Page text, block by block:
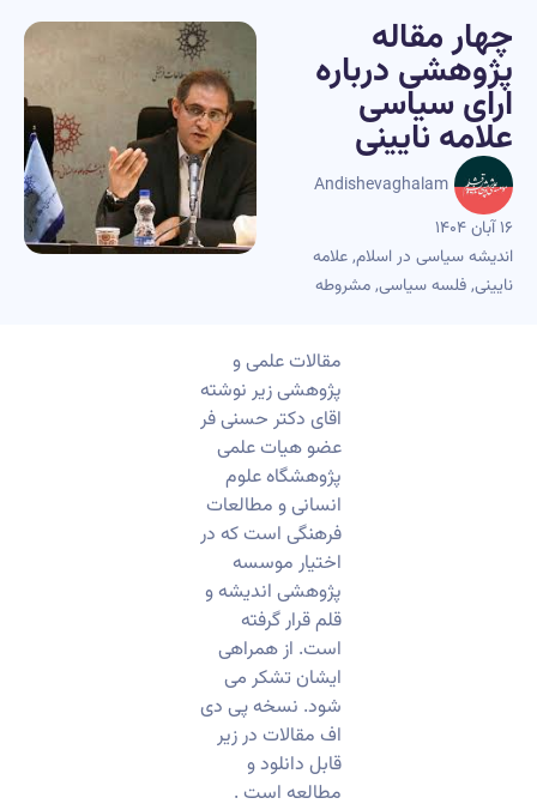
چهار مقاله
پژوهشی درباره
ارای سیاسی
علامه نایینی
Andishevaghalam
۱۶ آبان ۱۴۰۴
اندیشه سیاسی در اسلام,علامه
نایینی,فلسه سیاسی,مشروطه
مقالات علمی و
پژوهشی زیر نوشته
اقای دکتر حسنی فر
عضو هیات علمی
پژوهشگاه علوم
انسانی و مطالعات
فرهنگی است که در
اختیار موسسه
پژوهشی اندیشه و
قلم قرار گرفته
است. از همراهی
ایشان تشکر می
شود. نسخه پی دی
اف مقالات در زیر
قابل دانلود و
مطالعه است .